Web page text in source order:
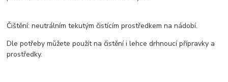
Čištění: neutrálním tekutým čistícím prostředkem na nádobí.
Dle potřeby můžete použít na čistění i lehce drhnoucí přípravky a
prostředky.